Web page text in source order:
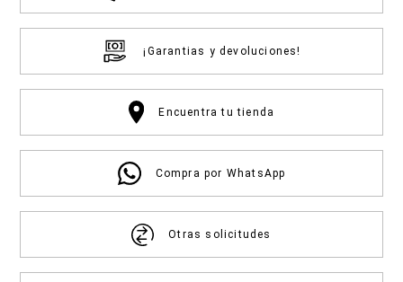
¡Garantias y devoluciones!
Encuentra tu tienda
Compra por WhatsApp
Otras solicitudes